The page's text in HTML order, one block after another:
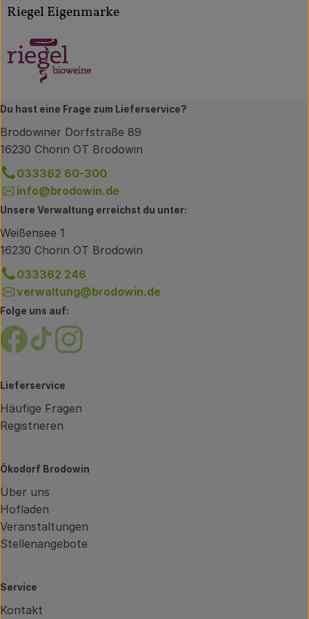
Riegel Eigenmarke
Du hast eine Frage zum Lieferservice?
Brodowiner Dorfstraße 89
16230 Chorin OT Brodowin
033362 60-300
info@brodowin.de
Unsere Verwaltung erreichst du unter:
Weißensee 1
16230 Chorin OT Brodowin
033362 246
verwaltung@brodowin.de
Folge uns auf:
Externer Link zu https://www.facebook.com/
Externer Link zu https://www.tiktok.com/
Externer Link zu https://
Lieferservice
Häufige Fragen
Registrieren
Ökodorf Brodowin
Über uns
Hofladen
Veranstaltungen
Stellenangebote
Service
Kontakt